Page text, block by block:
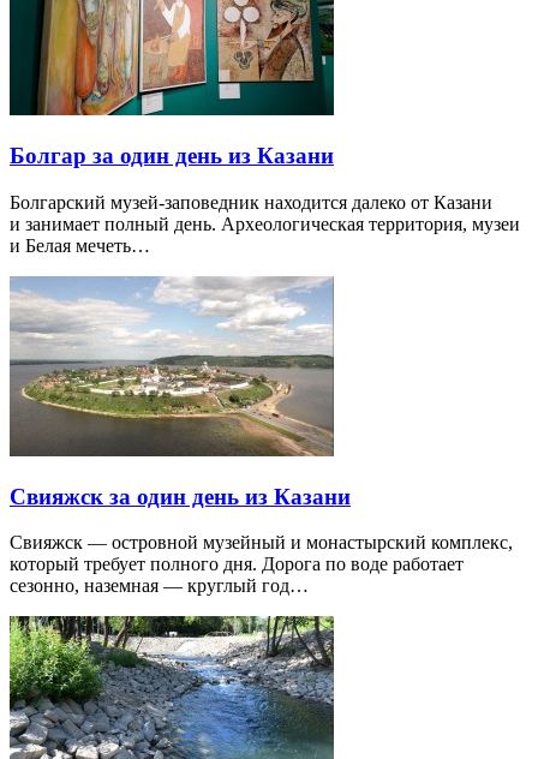
Болгар за один день из Казани
Болгарский музей-заповедник находится далеко от Казани
и занимает полный день. Археологическая территория, музеи
и Белая мечеть…
Свияжск за один день из Казани
Свияжск — островной музейный и монастырский комплекс,
который требует полного дня. Дорога по воде работает
сезонно, наземная — круглый год…